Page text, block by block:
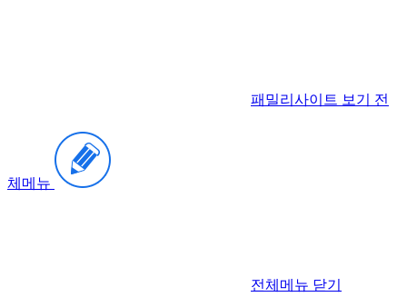
패밀리사이트 보기 전
체메뉴
전체메뉴 닫기